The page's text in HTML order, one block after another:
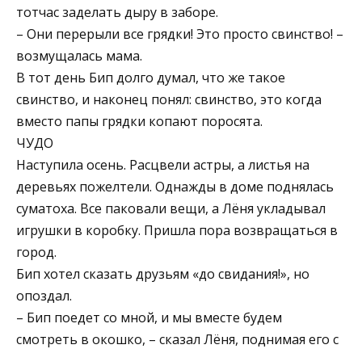
тотчас заделать дыру в заборе.
– Они перерыли все грядки! Это просто свинство! –
возмущалась мама.
В тот день Бип долго думал, что же такое
свинство, и наконец понял: свинство, это когда
вместо папы грядки копают поросята.
ЧУДО
Наступила осень. Расцвели астры, а листья на
деревьях пожелтели. Однажды в доме поднялась
суматоха. Все паковали вещи, а Лёня укладывал
игрушки в коробку. Пришла пора возвращаться в
город.
Бип хотел сказать друзьям «до свидания!», но
опоздал.
– Бип поедет со мной, и мы вместе будем
смотреть в окошко, – сказал Лёня, поднимая его с